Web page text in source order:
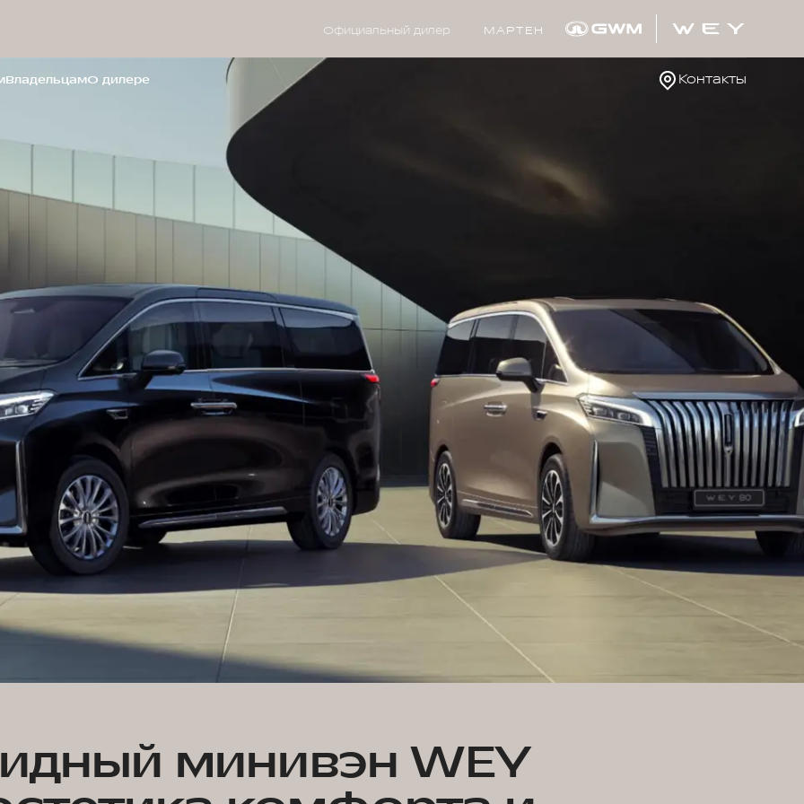
Официальный дилер МАРТЕН
Контакты
ВладельцамО дилере
минивэн WEY